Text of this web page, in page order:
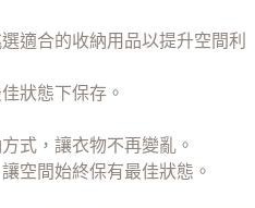
適合的收納用品以提升空間利
狀態下保存。
式，讓衣物不再變亂。
空間始終保有最佳狀態。